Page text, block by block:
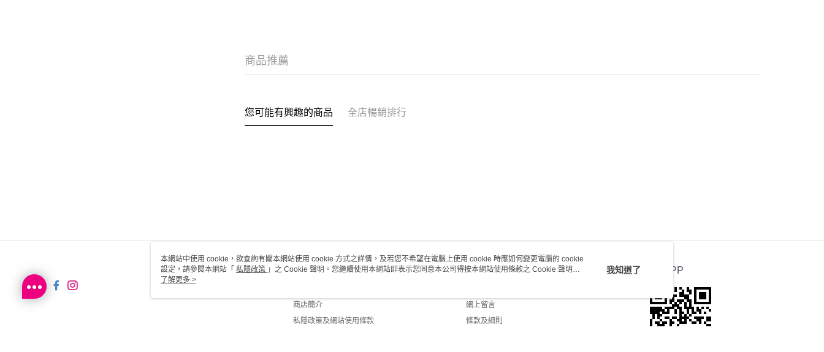
商品推薦
您可能有興趣的商品 全店暢銷排行
關於我們
商店簡介
私隱政策及網站使用條款
客戶服務
網上留言
條款及細則
官方APP
本網站中使用 cookie，欲查詢有關本網站使用 cookie 方式之詳情，及若您不希望在電腦上使用 cookie 時應如何變更電腦的 cookie
設定，請參閱本網站「 私隱政策 」之 Cookie 聲明。您繼續使用本網站即表示您同意本公司得按本網站使用條款之 Cookie 聲明使
用 cookie。
了解更多 >
我知道了